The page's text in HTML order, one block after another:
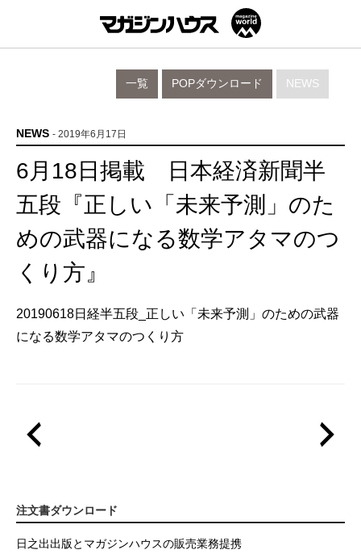
NEWS
POPダウンロード
一覧
NEWS - 2019年6月17日
6月18日掲載 日本経済新聞半
五段『正しい「未来予測」のた
めの武器になる数学アタマのつ
くり方』
20190618日経半五段_正しい「未来予測」のための武器
になる数学アタマのつくり方
注文書ダウンロード
日之出出版とマガジンハウスの販売業務提携